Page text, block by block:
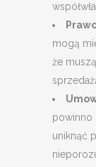
mogą
że
powinno
uniknąć